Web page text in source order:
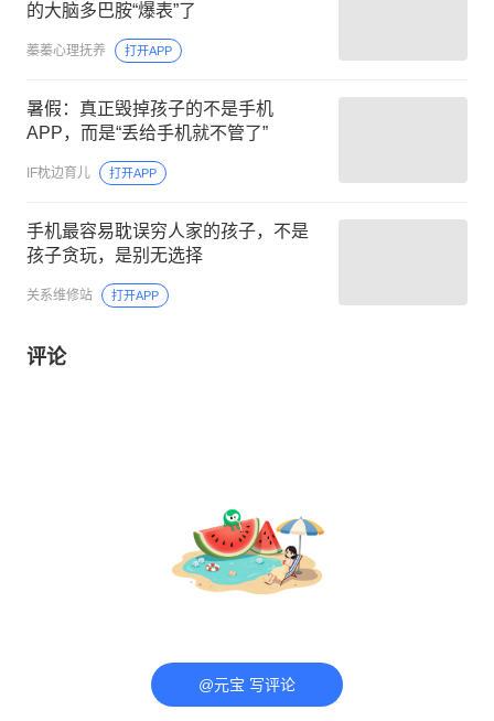
的大脑多巴胺“爆表”了
蓁蓁心理抚养 打开APP
暑假：真正毁掉孩子的不是手机
APP，而是“丢给手机就不管了”
IF枕边育儿 打开APP
手机最容易耽误穷人家的孩子，不是
孩子贪玩，是别无选择
关系维修站 打开APP
评论
@元宝 写评论